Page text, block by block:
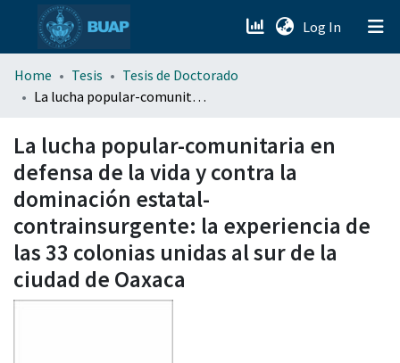
Log In (current)
menu.section.about_menu
Home Tesis
Tesis de Doctorado
La lucha popular-comunitaria en defensa de la vida y contra la dominación estatal-contrainsurgente: la experiencia de las 33 colonias unidas al sur de la ciudad de Oaxaca
La lucha popular-comunitaria en
defensa de la vida y contra la
dominación estatal-
contrainsurgente: la experiencia de
las 33 colonias unidas al sur de la
ciudad de Oaxaca